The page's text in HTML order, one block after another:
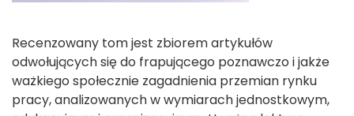
Recenzowany tom jest zbiorem artykułów
odwołujących się do frapującego poznawczo i jakże
ważkiego społecznie zagadnienia przemian rynku
pracy, analizowanych w wymiarach jednostkowym,